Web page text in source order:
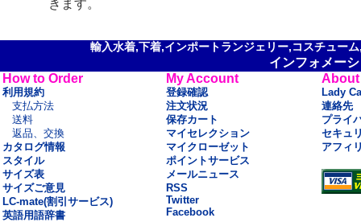
きます。
輸入水着,下着,インポートランジェリー,コスチュー
インフォメー
How to Order
利用規約
支払方法
送料
返品、交換
カタログ情報
スタイル
サイズ表
サイズご意見
LC-mate(割引サービス)
英語用語辞書
My Account
登録確認
注文状況
保存カート
マイセレクション
マイクローゼット
ポイントサービス
メールニュース
RSS
Twitter
Facebook
About
Lady
連絡先
プライ
セキュ
アフィ